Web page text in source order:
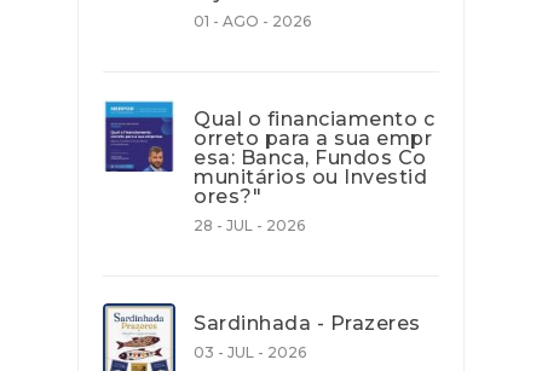
01 - AGO - 2026
Qual o financiamento c
orreto para a sua empr
esa: Banca, Fundos Co
munitários ou Investid
ores?"
28 - JUL - 2026
Sardinhada - Prazeres
03 - JUL - 2026